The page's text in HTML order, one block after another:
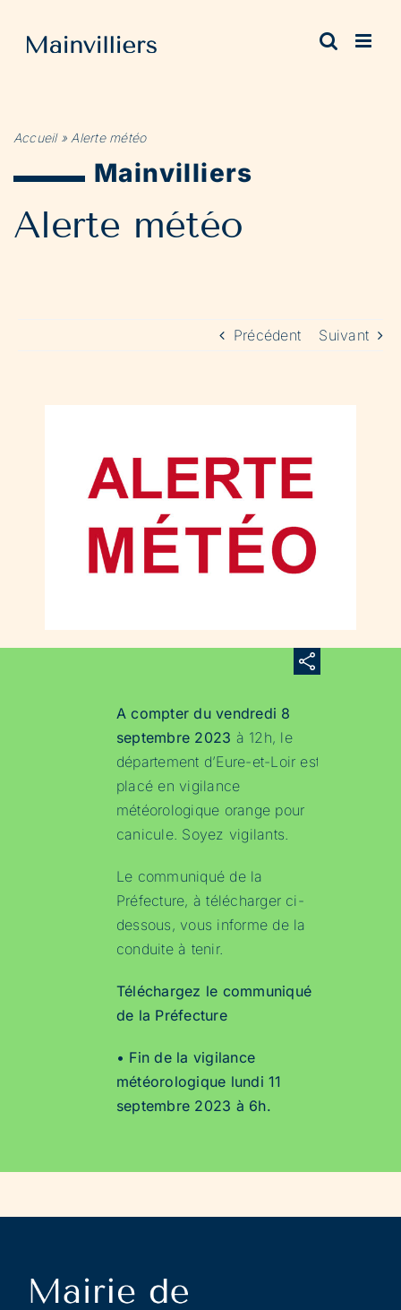
contenu
Accueil» Alerte météo
Mainvilliers
Alerte météo
Précédent Suivant
A compter du vendredi 8
septembre 2023 à 12h, le
département d’Eure-et-Loir est
placé en vigilance
météorologique orange pour
canicule. Soyez vigilants.
Le communiqué de la
Préfecture, à télécharger ci-
dessous, vous informe de la
conduite à tenir.
Téléchargez le communiqué
de la Préfecture
• Fin de la vigilance
météorologique lundi 11
septembre 2023 à 6h.